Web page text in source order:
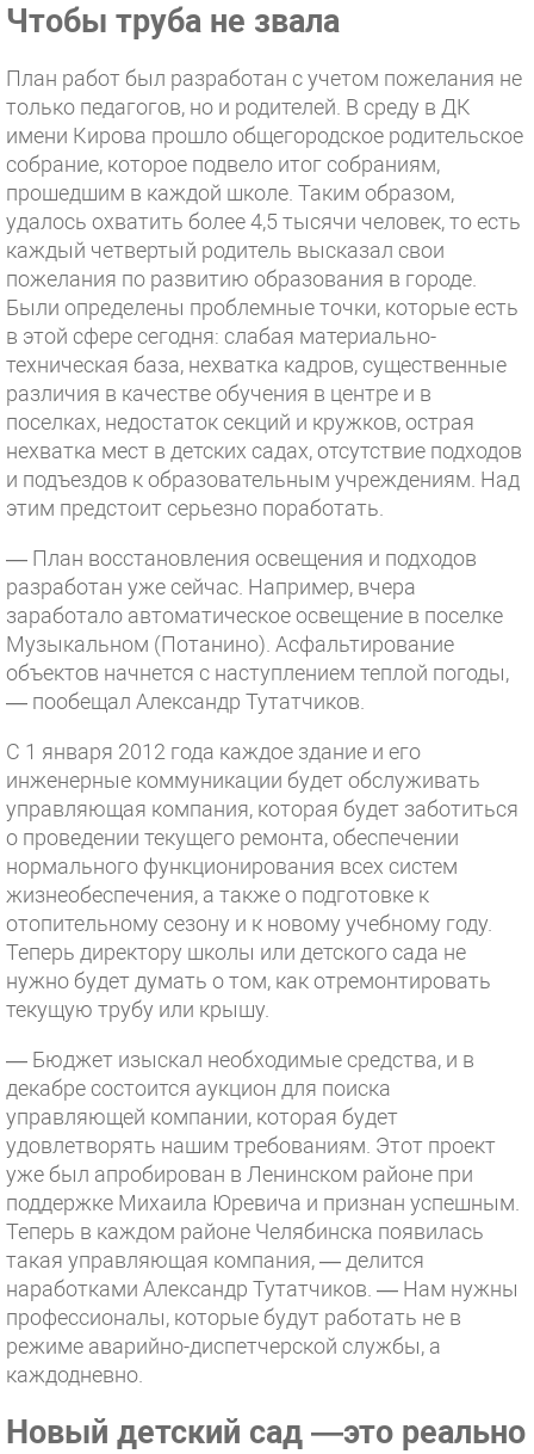
Чтобы труба не звала
План работ был разработан с учетом пожелания не
только педагогов, но и родителей. В среду в ДК
имени Кирова прошло общегородское родительское
собрание, которое подвело итог собраниям,
прошедшим в каждой школе. Таким образом,
удалось охватить более 4,5 тысячи человек, то есть
каждый четвертый родитель высказал свои
пожелания по развитию образования в городе.
Были определены проблемные точки, которые есть
в этой сфере сегодня: слабая материально-
техническая база, нехватка кадров, существенные
различия в качестве обучения в центре и в
поселках, недостаток секций и кружков, острая
нехватка мест в детских садах, отсутствие подходов
и подъездов к образовательным учреждениям. Над
этим предстоит серьезно поработать.
— План восстановления освещения и подходов
разработан уже сейчас. Например, вчера
заработало автоматическое освещение в поселке
Музыкальном (Потанино). Асфальтирование
объектов начнется с наступлением теплой погоды,
— пообещал Александр Тутатчиков.
С 1 января 2012 года каждое здание и его
инженерные коммуникации будет обслуживать
управляющая компания, которая будет заботиться
о проведении текущего ремонта, обеспечении
нормального функционирования всех систем
жизнеобеспечения, а также о подготовке к
отопительному сезону и к новому учебному году.
Теперь директору школы или детского сада не
нужно будет думать о том, как отремонтировать
текущую трубу или крышу.
— Бюджет изыскал необходимые средства, и в
декабре состоится аукцион для поиска
управляющей компании, которая будет
удовлетворять нашим требованиям. Этот проект
уже был апробирован в Ленинском районе при
поддержке Михаила Юревича и признан успешным.
Теперь в каждом районе Челябинска появилась
такая управляющая компания, — делится
наработками Александр Тутатчиков. — Нам нужны
профессионалы, которые будут работать не в
режиме аварийно-диспетчерской службы, а
каждодневно.
Новый детский сад —это реально